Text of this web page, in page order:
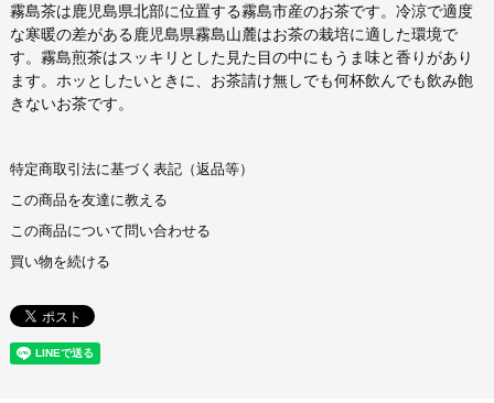
霧島茶は鹿児島県北部に位置する霧島市産のお茶です。冷涼で適度
な寒暖の差がある鹿児島県霧島山麓はお茶の栽培に適した環境で
す。霧島煎茶はスッキリとした見た目の中にもうま味と香りがあり
ます。ホッとしたいときに、お茶請け無しでも何杯飲んでも飲み飽
きないお茶です。
特定商取引法に基づく表記（返品等）
この商品を友達に教える
この商品について問い合わせる
買い物を続ける